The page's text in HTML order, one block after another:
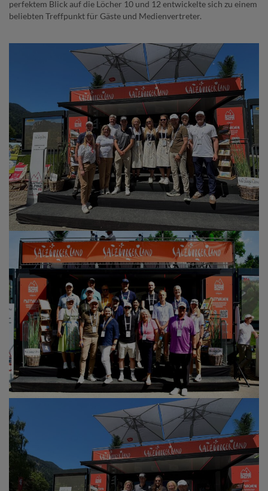
perfektem Blick auf die Löcher 10 und 12 entwickelte sich zu einem
beliebten Treffpunkt für Gäste und Medienvertreter.